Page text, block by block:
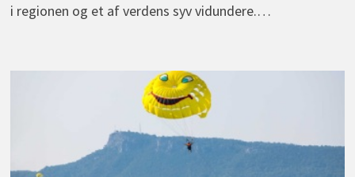
i regionen og et af verdens syv vidundere.…